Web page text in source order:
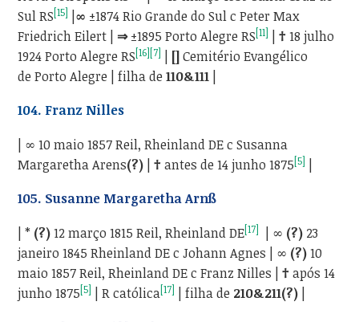
Sul RS[15] |∞ ±1874 Rio Grande do Sul c Peter Max
Friedrich Eilert | ⇒±1895 Porto Alegre RS[11] |† 18 julho
1924 Porto Alegre RS[16][7] | []Cemitério Evangélico
de Porto Alegre | filha de 110&111 |
104. Franz Nilles
| ∞ 10 maio 1857 Reil, Rheinland DE c Susanna
Margaretha Arens(?) |† antes de 14 junho 1875[5]
105. Susanne Margaretha Arnß
| * (?)12 março 1815 Reil, Rheinland DE[17] | ∞ (?) 23
janeiro 1845 Rheinland DE c Johann Agnes | ∞ (?)10
maio 1857 Reil, Rheinland DE c Franz Nilles |† após 14
junho 1875[5] | R católica[17] | filha de 210&211(?)